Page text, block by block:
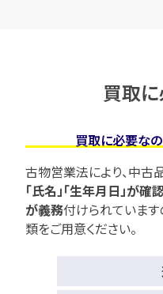
買取
買取に必要な
古物営業法により、中古
「氏名」「生年月日」が
が義務付けられています
類をご用意ください。